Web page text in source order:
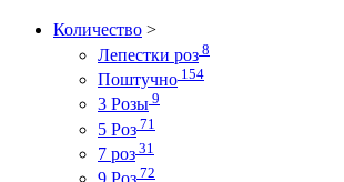
Количество >
Лепестки роз 8
Поштучно 154
3 Розы 9
5 Роз 71
7 роз 31
72